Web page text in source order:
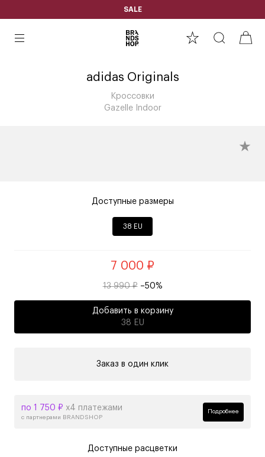
SALE
adidas Originals
Кроссовки
Gazelle Indoor
Доступные размеры
38 EU
7 000 ₽
13 990 ₽ –50%
Добавить в корзину
38 EU
Заказ в один клик
по 1 750 ₽ х4 платежами
с партнерами BRANDSHOP
Подробнее
Доступные расцветки